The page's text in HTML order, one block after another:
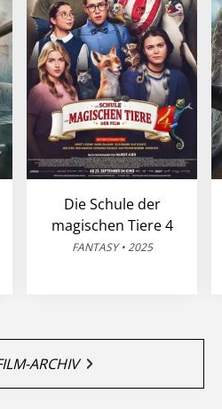
Die Schule der
magischen Tiere 4
FANTASY • 2025
ARCHIV